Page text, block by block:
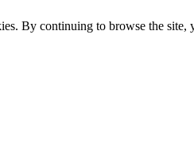
By continuing to browse the site,